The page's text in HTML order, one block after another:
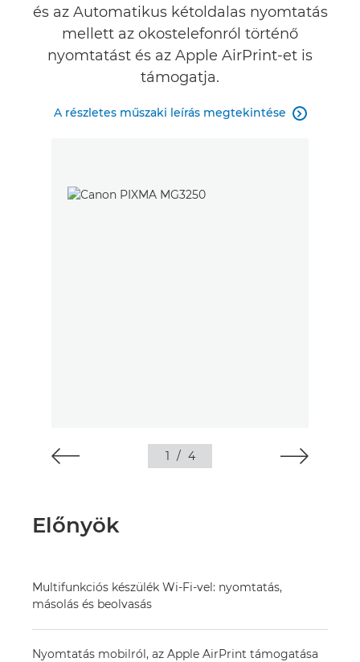
és az Automatikus kétoldalas nyomtatás
mellett az okostelefonról történő
nyomtatást és az Apple AirPrint-et is
támogatja.
A részletes műszaki leírás megtekintése 
1 / 4
Előnyök
Multifunkciós készülék Wi-Fi-vel: nyomtatás,
másolás és beolvasás
Nyomtatás mobilról, az Apple AirPrint támogatása